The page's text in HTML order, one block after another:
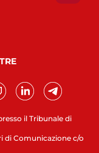
il Tribunale di
di Comunicazione c/o